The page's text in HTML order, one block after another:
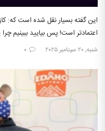
این گفته بسیار نقل شده است که:
اعتمادتر است! پس بیایید ببینیم
شنبه, ۲۰ سپتامبر ۲۰۲۵ ۰